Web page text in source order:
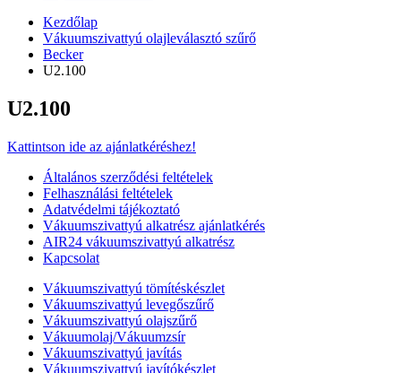
Kezdőlap
Vákuumszivattyú olajleválasztó szűrő
Becker
U2.100
U2.100
Kattintson ide az ajánlatkéréshez!
Általános szerződési feltételek
Felhasználási feltételek
Adatvédelmi tájékoztató
Vákuumszivattyú alkatrész ajánlatkérés
AIR24 vákuumszivattyú alkatrész
Kapcsolat
Vákuumszivattyú tömítéskészlet
Vákuumszivattyú levegőszűrő
Vákuumszivattyú olajszűrő
Vákuumolaj/Vákuumzsír
Vákuumszivattyú javítás
Vákuumszivattyú javítókészlet